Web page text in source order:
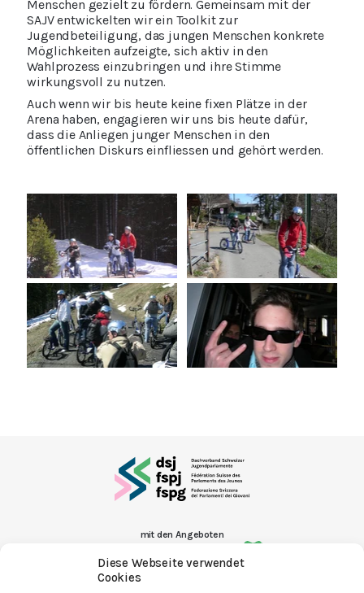
Diese Webseite verwendet
Cookies
Menschen gezielt zu fördern. Gemeinsam mit der
SAJV entwickelten wir ein Toolkit zur
Jugendbeteiligung, das jungen Menschen konkrete
Möglichkeiten aufzeigte, sich aktiv in den
Wahlprozess einzubringen und ihre Stimme
wirkungsvoll zu nutzen.
Auch wenn wir bis heute keine fixen Plätze in der
Arena haben, engagieren wir uns bis heute dafür,
dass die Anliegen junger Menschen in den
öffentlichen Diskurs einfliessen und gehört werden.
mit den Angeboten